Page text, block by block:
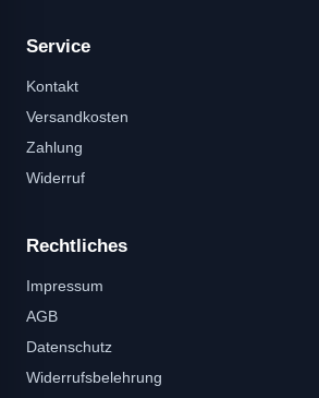
Service
Kontakt
Versandkosten
Zahlung
Widerruf
Rechtliches
Impressum
AGB
Datenschutz
Widerrufsbelehrung